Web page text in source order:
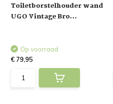
Toiletborstelhouder wand
UGO Vintage Bro...
Op voorraad
€ 79,95